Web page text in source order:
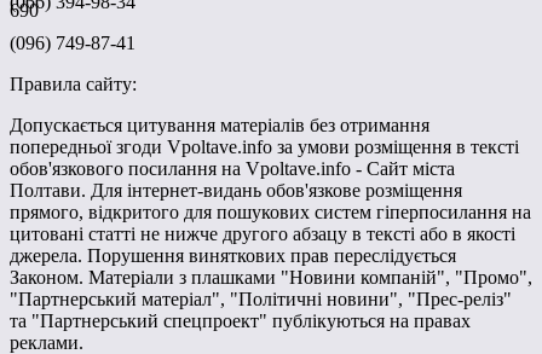
690
(096) 749-87-41
Правила сайту:
Допускається цитування матеріалів без отримання
попередньої згоди Vpoltave.info за умови розміщення в тексті
обов'язкового посилання на Vpoltave.info - Сайт міста
Полтави. Для інтернет-видань обов'язкове розміщення
прямого, відкритого для пошукових систем гіперпосилання на
цитовані статті не нижче другого абзацу в тексті або в якості
джерела. Порушення виняткових прав переслідується
Законом. Матеріали з плашками "Новини компаній", "Промо",
"Партнерський матеріал", "Політичні новини", "Прес-реліз"
та "Партнерський спецпроект" публікуються на правах
реклами.